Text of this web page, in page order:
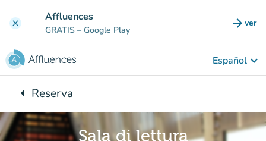
clear Affluences
GRATIS – Google Play arrow_forward ver
Español keyboard_arrow_down
arrow_leftVuelta:
Reserva
Sala di lettura